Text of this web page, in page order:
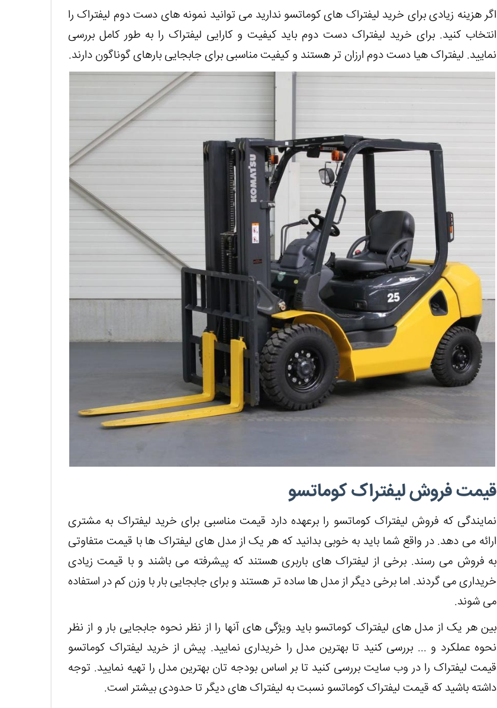
اگر هزینه زیادی برای خرید لیفتراک های کوماتسو ندارید می توانید نمونه های دست دوم لیفتراک را
انتخاب کنید. برای خرید لیفتراک دست دوم باید کیفیت و کارایی لیفتراک را به طور کامل بررسی
نمایید. لیفتراک هیا دست دوم ارزان تر هستند و کیفیت مناسبی برای جابجایی بارهای گوناگون دارند.
قیمت فروش لیفتراک کوماتسو
نمایندگی که فروش لیفتراک کوماتسو را برعهده دارد قیمت مناسبی برای خرید لیفتراک به مشتری
ارائه می دهد. در واقع شما باید به خوبی بدانید که هر یک از مدل‌ های لیفتراک ها با قیمت متفاوتی
به فروش می رسند. برخی از لیفتراک های باربری هستند که پیشرفته می باشند و با قیمت زیادی
خریداری می گردند. اما برخی دیگر از مدل ها ساده تر هستند و برای جابجایی بار با وزن کم در استفاده
می شوند.
بین هر یک از مدل‌ های لیفتراک کوماتسو باید ویژگی ‌های آنها را از نظر نحوه جابجایی بار و از نظر
نحوه عملکرد و ... بررسی کنید تا بهترین مدل را خریداری نمایید. پیش از خرید لیفتراک کوماتسو
قیمت لیفتراک را در وب سایت بررسی کنید تا بر اساس بودجه تان بهترین مدل را تهیه نمایید. توجه
داشته باشید که قیمت لیفتراک کوماتسو نسبت به لیفتراک های دیگر تا حدودی بیشتر است.